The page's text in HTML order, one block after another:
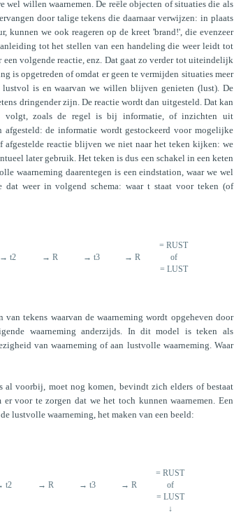
willen waarnemen. De reële objecten of situaties die als
door talige tekens die daarnaar verwijzen: in plaats
kunnen we ook reageren op de kreet 'brand!', die evenzeer
tot het stellen van een handeling die weer leidt tot
volgende reactie, enz. Dat gaat zo verder tot uiteindelijk
is opgetreden of omdat er geen te vermijden situaties meer
is en waarvan we willen blijven genieten (lust). De
dringender zijn. De reactie wordt dan uitgesteld. Dat kan
volgt, zoals de regel is bij informatie, of inzichten uit
afgesteld: de informatie wordt gestockeerd voor mogelijke
afgestelde reactie blijven we niet naar het teken kijken: we
later gebruik. Het teken is dus een schakel in een keten
waarneming daarentegen is een eindstation, waar we wel
weer in volgend schema: waar t staat voor teken (of
= RUST
→ t2 → R → t3 → R
of
= LUST
tekens waarvan de waarneming wordt opgeheven door
waarneming anderzijds. In dit model is teken als
van waarneming of aan lustvolle waarneming. Waar
voorbij, moet nog komen, bevindt zich elders of bestaat
voor te zorgen dat we het toch kunnen waarnemen. Een
lustvolle waarneming, het maken van een beeld:
= RUST
t2 → R → t3 → R
of
= LUST
↓